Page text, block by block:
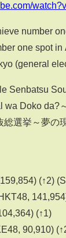
number
one spot
(general
Senbatsu
wa Doko da?
総選挙～夢の
(↑2)
(↑1)
90,910)